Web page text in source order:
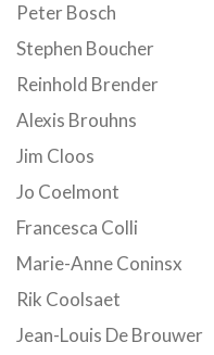
Peter Bosch
Stephen Boucher
Reinhold Brender
Alexis Brouhns
Jim Cloos
Jo Coelmont
Francesca Colli
Marie-Anne Coninsx
Rik Coolsaet
Jean-Louis De Brouwer